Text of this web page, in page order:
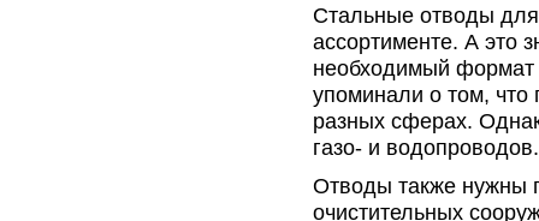
Стальные отводы
ассортименте. А это
необходимый
упоминали о том, что
разных сферах.
газо- и водопроводов.
Отводы также нужны
очистительных